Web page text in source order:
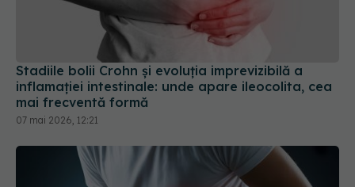
Stadiile bolii Crohn și evoluția imprevizibilă a
inflamației intestinale: unde apare ileocolita, cea
mai frecventă formă
07 mai 2026, 12:21